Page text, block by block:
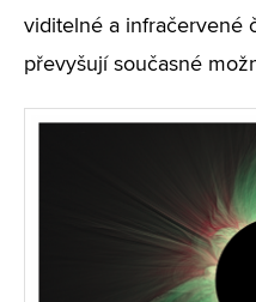
viditelné a infračervené
převyšují současné